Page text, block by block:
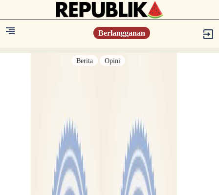
Berlangganan
Berita Opini
Islam Digest
Hikmah
Konsultasi Syariah